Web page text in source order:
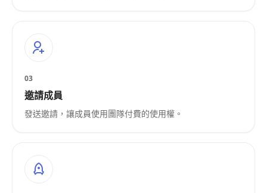
03
邀請成員
發送邀請，讓成員使用團隊付費的使用權。